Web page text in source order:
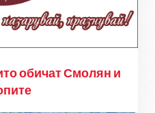
обичат Смолян и